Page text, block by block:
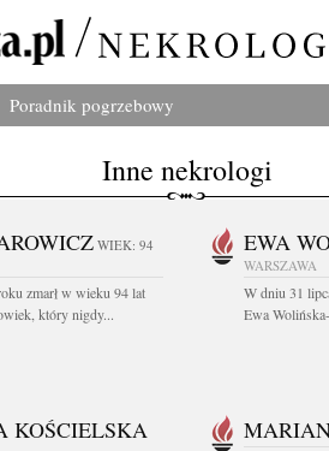
Poradnik pogrzebowy
Inne nekrologi
WIEK: 94
zmarł w wieku 94 lat
który nigdy...
EWA
WARSZAWA
W dniu 31
Ewa
KOŚCIELSKA